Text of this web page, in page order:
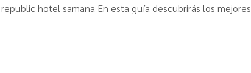
hotel samana En esta guía descubrirás los